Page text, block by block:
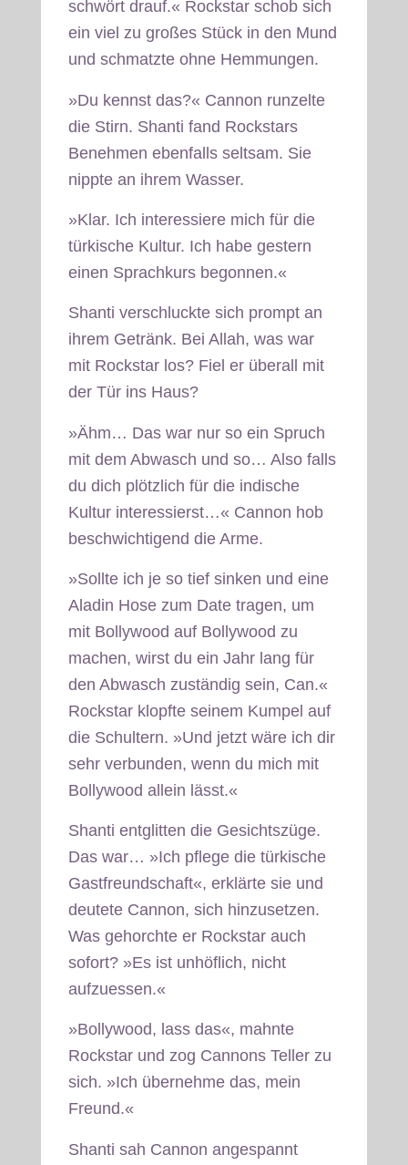
schwört drauf.« Rockstar schob sich
ein viel zu großes Stück in den Mund
und schmatzte ohne Hemmungen.
»Du kennst das?« Cannon runzelte
die Stirn. Shanti fand Rockstars
Benehmen ebenfalls seltsam. Sie
nippte an ihrem Wasser.
»Klar. Ich interessiere mich für die
türkische Kultur. Ich habe gestern
einen Sprachkurs begonnen.«
Shanti verschluckte sich prompt an
ihrem Getränk. Bei Allah, was war
mit Rockstar los? Fiel er überall mit
der Tür ins Haus?
»Ähm… Das war nur so ein Spruch
mit dem Abwasch und so… Also falls
du dich plötzlich für die indische
Kultur interessierst…« Cannon hob
beschwichtigend die Arme.
»Sollte ich je so tief sinken und eine
Aladin Hose zum Date tragen, um
mit Bollywood auf Bollywood zu
machen, wirst du ein Jahr lang für
den Abwasch zuständig sein, Can.«
Rockstar klopfte seinem Kumpel auf
die Schultern. »Und jetzt wäre ich dir
sehr verbunden, wenn du mich mit
Bollywood allein lässt.«
Shanti entglitten die Gesichtszüge.
Das war… »Ich pflege die türkische
Gastfreundschaft«, erklärte sie und
deutete Cannon, sich hinzusetzen.
Was gehorchte er Rockstar auch
sofort? »Es ist unhöflich, nicht
aufzuessen.«
»Bollywood, lass das«, mahnte
Rockstar und zog Cannons Teller zu
sich. »Ich übernehme das, mein
Freund.«
Shanti sah Cannon angespannt